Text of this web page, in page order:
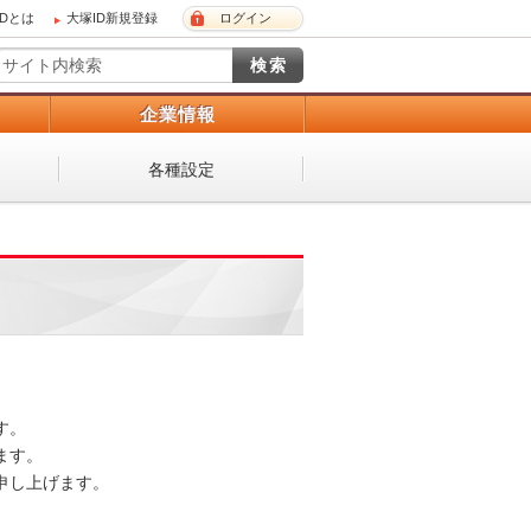
とは 大塚ID新規登録 ログイン
企業情報
各種設定
。
上げます。